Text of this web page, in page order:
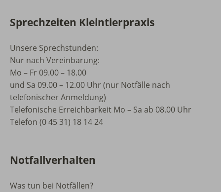
Sprechzeiten Kleintierpraxis
Unsere Sprechstunden:
Nur nach Vereinbarung:
Mo – Fr 09.00 – 18.00
und Sa 09.00 – 12.00 Uhr (nur Notfälle nach
telefonischer Anmeldung)
Telefonische Erreichbarkeit Mo – Sa ab 08.00 Uhr
Telefon (0 45 31) 18 14 24
Notfallverhalten
Was tun bei Notfällen?